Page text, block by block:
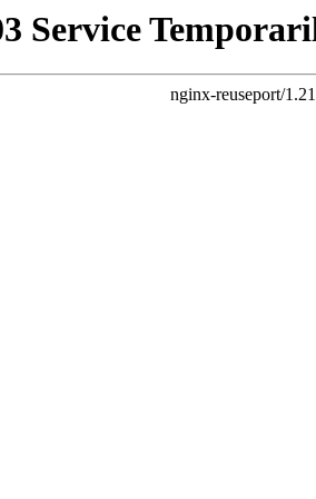
Service
nginx-reuseport/